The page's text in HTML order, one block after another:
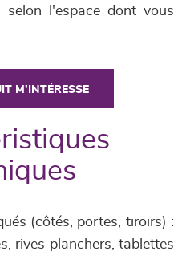
l'espace dont vous
M'INTÉRESSE
(côtés, portes, tiroirs) :
rives planchers, tablettes